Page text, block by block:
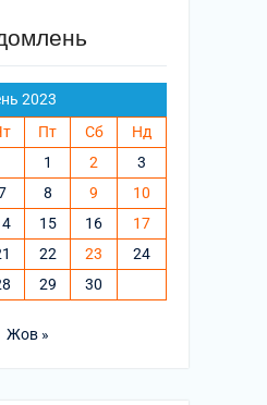
2023
Пт Сб
Нд
1
2
3
8 9
10
15 16
17
22 23
24
29 30
Жов »